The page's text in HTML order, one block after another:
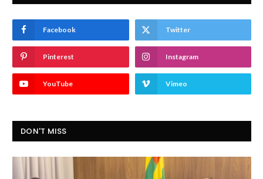
Facebook Twitter
Pinterest Instagram
YouTube Vimeo
DON'T MISS